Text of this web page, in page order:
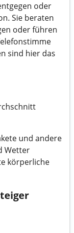
oder
Sie beraten
oder führen
sind hier das
und andere
Wetter
körperliche